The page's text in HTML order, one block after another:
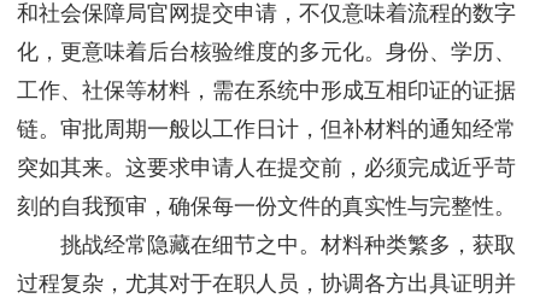
和社会保障局官网提交申请，不仅意味着流程的数字
化，更意味着后台核验维度的多元化。身份、学历、
工作、社保等材料，需在系统中形成互相印证的证据
链。审批周期一般以工作日计，但补材料的通知经常
突如其来。这要求申请人在提交前，必须完成近乎苛
刻的自我预审，确保每一份文件的真实性与完整性。
挑战经常隐藏在细节之中。材料种类繁多，获取
过程复杂，尤其对于在职人员，协调各方出具证明并